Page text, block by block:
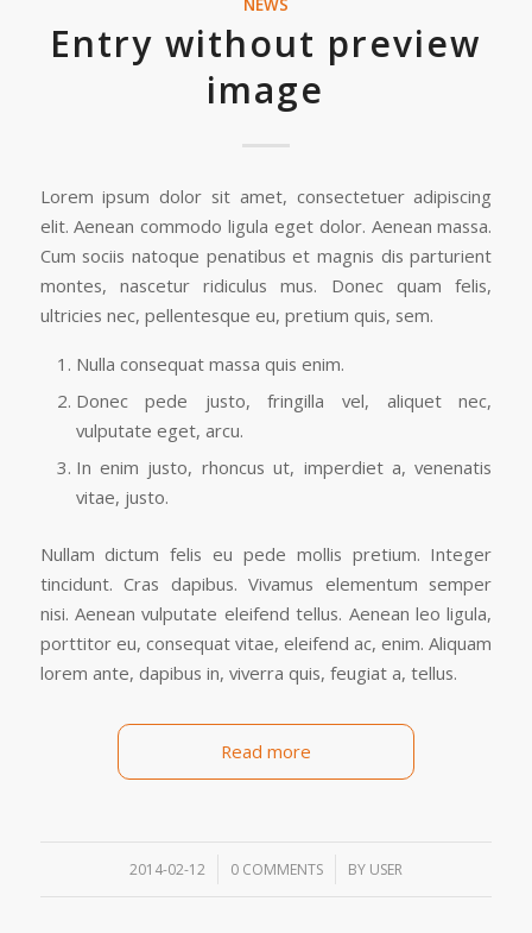
NEWS
Entry without preview
image
Lorem ipsum dolor sit amet, consectetuer adipiscing
elit. Aenean commodo ligula eget dolor. Aenean massa.
Cum sociis natoque penatibus et magnis dis parturient
montes, nascetur ridiculus mus. Donec quam felis,
ultricies nec, pellentesque eu, pretium quis, sem.
Nulla consequat massa quis enim.
Donec pede justo, fringilla vel, aliquet nec,
vulputate eget, arcu.
In enim justo, rhoncus ut, imperdiet a, venenatis
vitae, justo.
Nullam dictum felis eu pede mollis pretium. Integer
tincidunt. Cras dapibus. Vivamus elementum semper
nisi. Aenean vulputate eleifend tellus. Aenean leo ligula,
porttitor eu, consequat vitae, eleifend ac, enim. Aliquam
lorem ante, dapibus in, viverra quis, feugiat a, tellus.
Read more
2014-02-12
/ 0 COMMENTS
/ BY USER